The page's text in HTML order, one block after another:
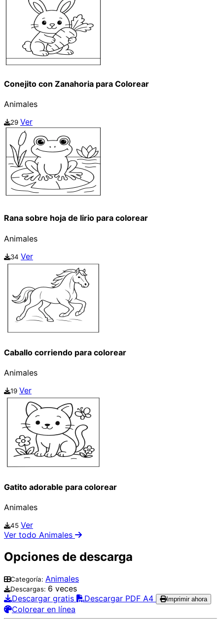
Conejito con Zanahoria para Colorear
Animales
29 Ver
Rana sobre hoja de lirio para colorear
Animales
34 Ver
Caballo corriendo para colorear
Animales
19 Ver
Gatito adorable para colorear
Animales
45 Ver
Ver todo Animales
Opciones de descarga
Categoría: Animales
Descargas: 6 veces
Descargar gratis
Descargar PDF A4 Imprimir ahora
Colorear en línea